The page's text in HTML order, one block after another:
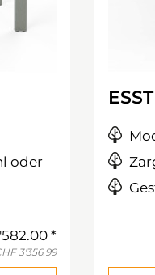
oder
3'356.99